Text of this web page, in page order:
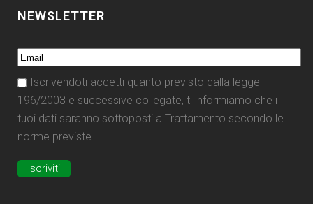
NEWSLETTER
Iscrivendoti accetti quanto previsto dalla legge
196/2003 e successive collegate, ti informiamo che i
tuoi dati saranno sottoposti a Trattamento secondo le
norme previste.